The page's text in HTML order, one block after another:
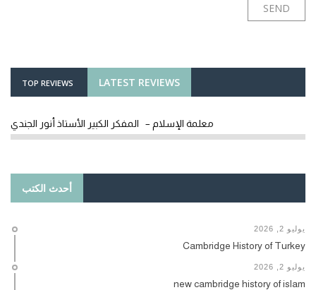
LATEST REVIEWS
TOP REVIEWS
معلمة الإسلام – المفكر الكبير الأستاذ أنور الجندي
أحدث الكتب
يوليو 2, 2026
Cambridge History of Turkey
يوليو 2, 2026
new cambridge history of islam